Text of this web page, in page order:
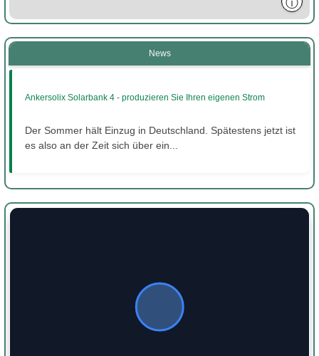
News
Ankersolix Solarbank 4 - produzieren Sie Ihren eigenen Strom
Der Sommer hält Einzug in Deutschland. Spätestens jetzt ist
es also an der Zeit sich über ein...